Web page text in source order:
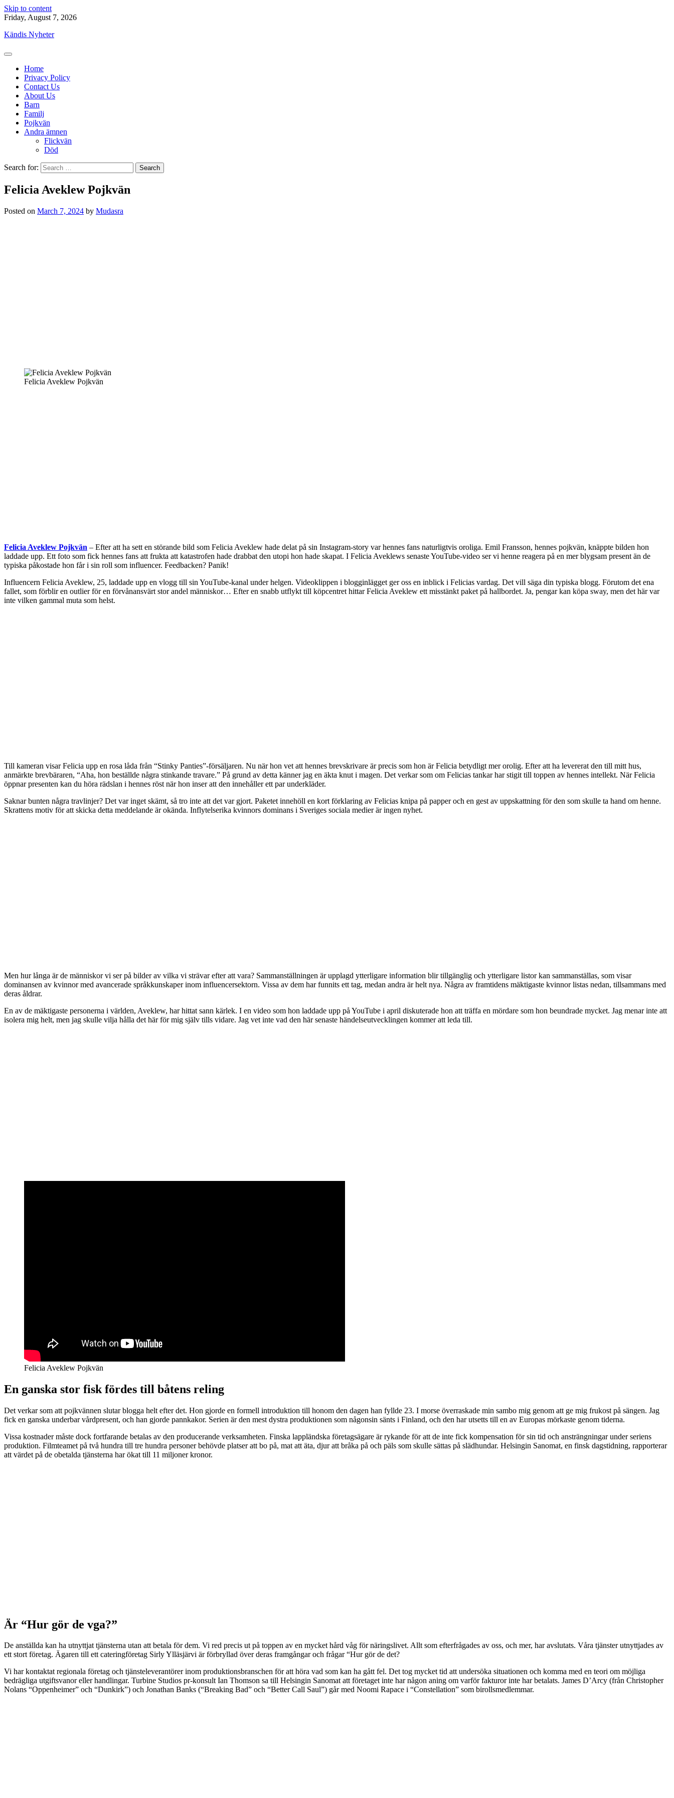
Skip to content
Friday, August 7, 2026
Kändis Nyheter
Home
Privacy Policy
Contact Us
About Us
Barn
Familj
Pojkvän
Andra ämnen
Flickvän
Död
Search for:
Felicia Aveklew Pojkvän
Posted on March 7, 2024 by Mudasra
Felicia Aveklew Pojkvän
Felicia Aveklew Pojkvän – Efter att ha sett en störande bild som Felicia Aveklew hade delat på sin Instagram-story var hennes fans naturligtvis oroliga. Emil Fransson, hennes pojkvän, knäppte bilden hon
laddade upp. Ett foto som fick hennes fans att frukta att katastrofen hade drabbat den utopi hon hade skapat. I Felicia Aveklews senaste YouTube-video ser vi henne reagera på en mer blygsam present än de
typiska påkostade hon får i sin roll som influencer. Feedbacken? Panik!
Influencern Felicia Aveklew, 25, laddade upp en vlogg till sin YouTube-kanal under helgen. Videoklippen i blogginlägget ger oss en inblick i Felicias vardag. Det vill säga din typiska blogg. Förutom det ena
fallet, som förblir en outlier för en förvånansvärt stor andel människor… Efter en snabb utflykt till köpcentret hittar Felicia Aveklew ett misstänkt paket på hallbordet. Ja, pengar kan köpa sway, men det här var
inte vilken gammal muta som helst.
Till kameran visar Felicia upp en rosa låda från “Stinky Panties”-försäljaren. Nu när hon vet att hennes brevskrivare är precis som hon är Felicia betydligt mer orolig. Efter att ha levererat den till mitt hus,
anmärkte brevbäraren, “Aha, hon beställde några stinkande travare.” På grund av detta känner jag en äkta knut i magen. Det verkar som om Felicias tankar har stigit till toppen av hennes intellekt. När Felicia
öppnar presenten kan du höra rädslan i hennes röst när hon inser att den innehåller ett par underkläder.
Saknar bunten några travlinjer? Det var inget skämt, så tro inte att det var gjort. Paketet innehöll en kort förklaring av Felicias knipa på papper och en gest av uppskattning för den som skulle ta hand om henne.
Skrattens motiv för att skicka detta meddelande är okända. Inflytelserika kvinnors dominans i Sveriges sociala medier är ingen nyhet.
Men hur långa är de människor vi ser på bilder av vilka vi strävar efter att vara? Sammanställningen är upplagd ytterligare information blir tillgänglig och ytterligare listor kan sammanställas, som visar
dominansen av kvinnor med avancerade språkkunskaper inom influencersektorn. Vissa av dem har funnits ett tag, medan andra är helt nya. Några av framtidens mäktigaste kvinnor listas nedan, tillsammans med
deras åldrar.
En av de mäktigaste personerna i världen, Aveklew, har hittat sann kärlek. I en video som hon laddade upp på YouTube i april diskuterade hon att träffa en mördare som hon beundrade mycket. Jag menar inte att
isolera mig helt, men jag skulle vilja hålla det här för mig själv tills vidare. Jag vet inte vad den här senaste händelseutvecklingen kommer att leda till.
Felicia Aveklew Pojkvän
En ganska stor fisk fördes till båtens reling
Det verkar som att pojkvännen slutar blogga helt efter det. Hon gjorde en formell introduktion till honom den dagen han fyllde 23. I morse överraskade min sambo mig genom att ge mig frukost på sängen. Jag
fick en ganska underbar vårdpresent, och han gjorde pannkakor. Serien är den mest dystra produktionen som någonsin sänts i Finland, och den har utsetts till en av Europas mörkaste genom tiderna.
Vissa kostnader måste dock fortfarande betalas av den producerande verksamheten. Finska lappländska företagsägare är rykande för att de inte fick kompensation för sin tid och ansträngningar under seriens
produktion. Filmteamet på två hundra till tre hundra personer behövde platser att bo på, mat att äta, djur att bråka på och päls som skulle sättas på slädhundar. Helsingin Sanomat, en finsk dagstidning, rapporterar
att värdet på de obetalda tjänsterna har ökat till 11 miljoner kronor.
Är “Hur gör de vga?”
De anställda kan ha utnyttjat tjänsterna utan att betala för dem. Vi red precis ut på toppen av en mycket hård våg för näringslivet. Allt som efterfrågades av oss, och mer, har avslutats. Våra tjänster utnyttjades av
ett stort företag. Ägaren till ett cateringföretag Sirly Ylläsjärvi är förbryllad över deras framgångar och frågar “Hur gör de det?
Vi har kontaktat regionala företag och tjänsteleverantörer inom produktionsbranschen för att höra vad som kan ha gått fel. Det tog mycket tid att undersöka situationen och komma med en teori om möjliga
bedrägliga utgiftsvanor eller handlingar. Turbine Studios pr-konsult Ian Thomson sa till Helsingin Sanomat att företaget inte har någon aning om varför fakturor inte har betalats. James D’Arcy (från Christopher
Nolans “Oppenheimer” och “Dunkirk”) och Jonathan Banks (“Breaking Bad” och “Better Call Saul”) går med Noomi Rapace i “Constellation” som birollsmedlemmar.